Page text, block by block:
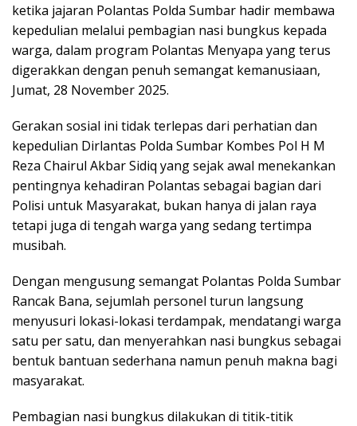
ketika jajaran Polantas Polda Sumbar hadir membawa
kepedulian melalui pembagian nasi bungkus kepada
warga, dalam program Polantas Menyapa yang terus
digerakkan dengan penuh semangat kemanusiaan,
Jumat, 28 November 2025.
Gerakan sosial ini tidak terlepas dari perhatian dan
kepedulian Dirlantas Polda Sumbar Kombes Pol H M
Reza Chairul Akbar Sidiq yang sejak awal menekankan
pentingnya kehadiran Polantas sebagai bagian dari
Polisi untuk Masyarakat, bukan hanya di jalan raya
tetapi juga di tengah warga yang sedang tertimpa
musibah.
Dengan mengusung semangat Polantas Polda Sumbar
Rancak Bana, sejumlah personel turun langsung
menyusuri lokasi-lokasi terdampak, mendatangi warga
satu per satu, dan menyerahkan nasi bungkus sebagai
bentuk bantuan sederhana namun penuh makna bagi
masyarakat.
Pembagian nasi bungkus dilakukan di titik-titik